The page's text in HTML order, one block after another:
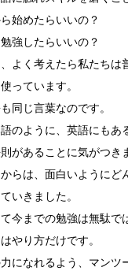
始めたらいいの？
強したらいいの？
よく考えたら私たちは
っています。
同じ言葉なのです。
語のように、英語にもあ
があることに気がつき
らは、面白いようにど
いきました。
今までの勉強は無駄で
やり方だけです。
になれるよう、マンツ